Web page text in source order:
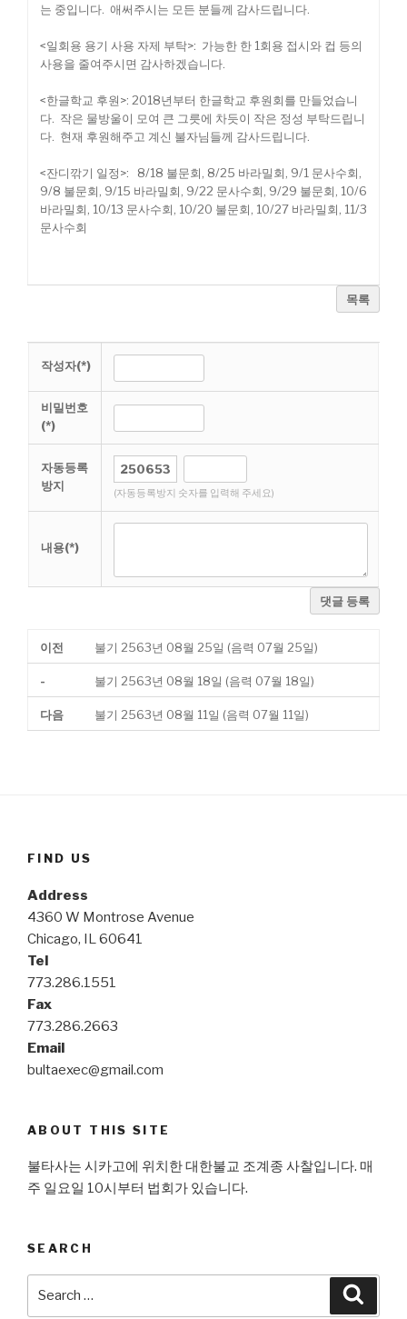
는 중입니다. 애써주시는 모든 분들께 감사드립니다.
<일회용 용기 사용 자제 부탁>: 가능한 한 1회용 접시와 컵 등의
사용을 줄여주시면 감사하겠습니다.
<한글학교 후원>: 2018년부터 한글학교 후원회를 만들었습니
다. 작은 물방울이 모여 큰 그릇에 차듯이 작은 정성 부탁드립니
다. 현재 후원해주고 계신 불자님들께 감사드립니다.
<잔디깎기 일정>: 8/18 불문회, 8/25 바라밀회, 9/1 문사수회,
9/8 불문회, 9/15 바라밀회, 9/22 문사수회, 9/29 불문회, 10/6
바라밀회, 10/13 문사수회, 10/20 불문회, 10/27 바라밀회, 11/3
문사수회
목록
작성자(*)
비밀번호
(*)
자동등록
방지
(자동등록방지 숫자를 입력해 주세요)
내용(*)
댓글 등록
이전 불기 2563년 08월 25일 (음력 07월 25일)
- 불기 2563년 08월 18일 (음력 07월 18일)
다음 불기 2563년 08월 11일 (음력 07월 11일)
FIND US
Address
4360 W Montrose Avenue
Chicago, IL 60641
Tel
773.286.1551
Fax
773.286.2663
Email
bultaexec@gmail.com
ABOUT THIS SITE
불타사는 시카고에 위치한 대한불교 조계종 사찰입니다. 매
주 일요일 10시부터 법회가 있습니다.
SEARCH